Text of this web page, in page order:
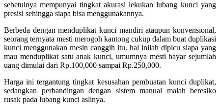
sebetulnya mempunyai tingkat akurasi lekukan lubang kunci yang
presisi sehingga siapa bisa menggunakannya.
Berbeda dengan menduplikat kunci mandiri ataupun konvensional,
seorang ternyata mesti merogoh kantong cukup dalam buat duplikasi
kunci menggunakan mesin canggih itu. hal inilah dipicu siapa yang
mau menduplikat satu anak kunci, umumnya mesti bayar sejumlah
uang dimulai dari Rp.100,000 sampai Rp.250,000.
Harga ini tergantung tingkat kesusahan pembuatan kunci duplikat,
sedangkan perbandingan dengan sistem manual malah beresiko
rusak pada lubang kunci aslinya.